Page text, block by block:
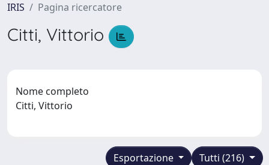
IRIS Pagina ricercatore
Citti, Vittorio
Nome completo
Citti, Vittorio
Tutti (216)
Esportazione